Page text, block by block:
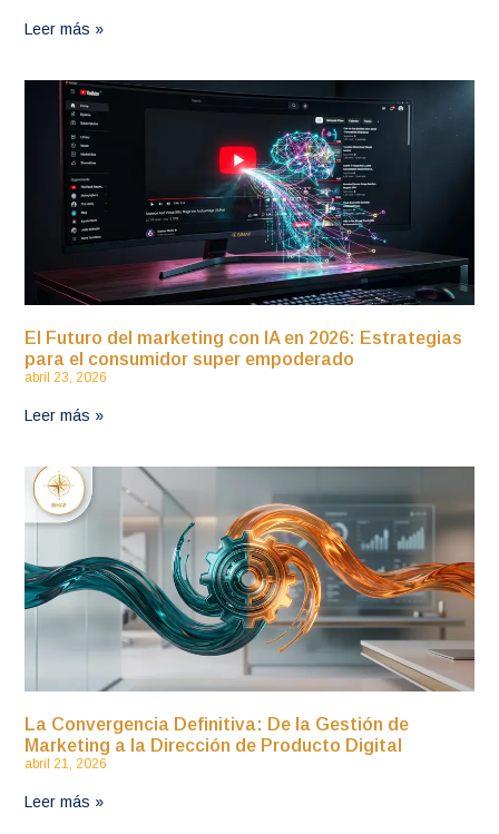
Leer más »
El Futuro del marketing con IA en 2026: Estrategias
para el consumidor super empoderado
abril 23, 2026
Leer más »
La Convergencia Definitiva: De la Gestión de
Marketing a la Dirección de Producto Digital
abril 21, 2026
Leer más »